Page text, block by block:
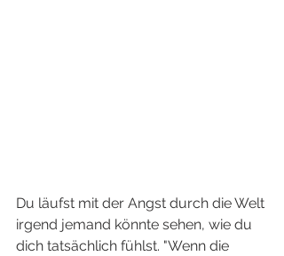
Du läufst mit der Angst durch die Welt
irgend jemand könnte sehen, wie du
dich tatsächlich fühlst. "Wenn die